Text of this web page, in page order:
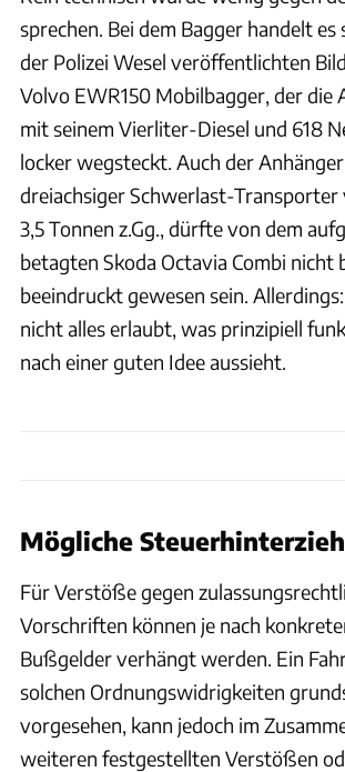
sprechen. Bei dem Bagger handelt es
der Polizei Wesel veröffentlichten
Volvo EWR150 Mobilbagger, der die
mit seinem Vierliter-Diesel und 618
locker wegsteckt. Auch der
dreiachsiger Schwerlast-
3,5 Tonnen z.Gg., dürfte von dem
betagten Skoda Octavia Combi nicht
beeindruckt gewesen sein.
nicht alles erlaubt, was prinzipiell
nach einer guten Idee aussieht.
Mögliche
Für Verstöße gegen
Vorschriften können je nach
Bußgelder verhängt werden. Ein
solchen Ordnungswidrigkeiten
vorgesehen, kann jedoch im
weiteren festgestellten Verstößen